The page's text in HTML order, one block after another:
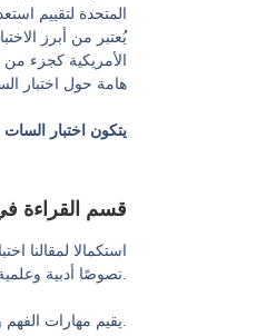
المتحدة لتقييم
يُعتبر من أبرز
الأمريكية كجزء
هامة حول اختبار
يتكون اختبار
قسم القراءة